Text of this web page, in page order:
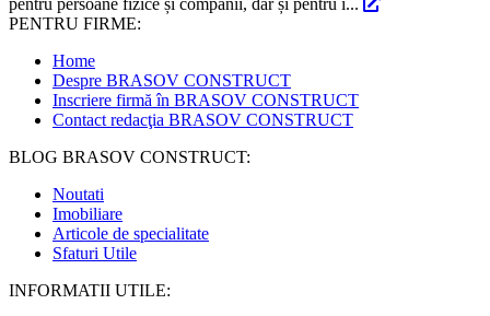
pentru persoane fizice și companii, dar și pentru i...
PENTRU FIRME:
Home
Despre BRASOV CONSTRUCT
Inscriere firmă în BRASOV CONSTRUCT
Contact redacţia BRASOV CONSTRUCT
BLOG BRASOV CONSTRUCT:
Noutati
Imobiliare
Articole de specialitate
Sfaturi Utile
INFORMATII UTILE: